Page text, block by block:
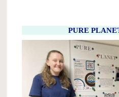
UCZNIÓW
KLAS
PURE